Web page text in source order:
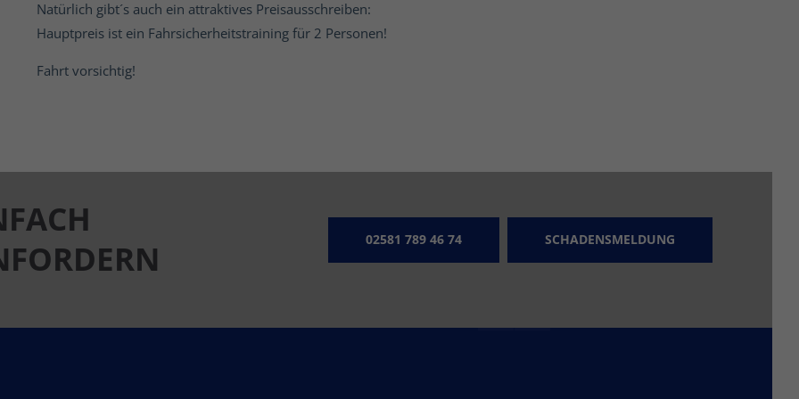
Natürlich gibt´s auch ein attraktives Preisausschreiben:
Hauptpreis ist ein Fahrsicherheitstraining für 2 Personen!
Fahrt vorsichtig!
02581 789 46 74 SCHADENSMELDUNG
ÖFFNUNGSZEITEN
Samstag
Termine nach Vereinbarung
SOCIAL MEDIA
Media Kanälen. Wir freuen uns über